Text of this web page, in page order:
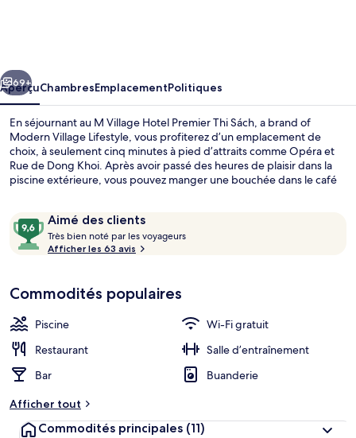
Premier
Thi
Sách,
brand
Modern
Village
Suivant
69+
AperçuChambresEmplacementPolitiques
En séjournant au M Village Hotel Premier Thi Sách, a brand of
Modern Village Lifestyle, vous profiterez d’un emplacement de
choix, à seulement cinq minutes à pied d’attraits comme Opéra et
Rue de Dong Khoi. Après avoir passé des heures de plaisir dans la
piscine extérieure, vous pouvez manger une bouchée dans le café
tout juste 10 minutes de marche. L’hébergement se situe à
quelques minutes de marche du transport en commun : Opera
House Station se trouve à 4 minutes et Ba Son Station est
Avis Aimé des clients
9,6
sur
10,
clients
Très bien noté par les voyageurs
i
e
n
n
é
Afficher les 63 avis
Commodités populaires
Piscine
Wi-Fi gratuit
Restaurant
Salle d’entraînement
Bar
Buanderie
Afficher tout
Commodités principales (11)